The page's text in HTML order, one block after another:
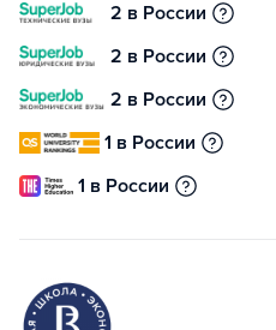
2 в России
2 в России
2 в России
1 в России
1 в России